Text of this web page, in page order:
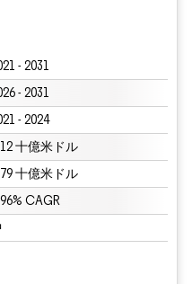
- 2031
- 2031
- 2024
十億米ドル
十億米ドル
CAGR
CC BY 4.0の表示が必要です。